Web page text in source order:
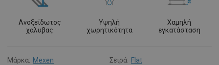
Ανοξείδωτος
χάλυβας
Υψηλή
χωρητικότητα
Χαμηλή
εγκατάσταση
Μάρκα: Mexen Σειρά: Flat